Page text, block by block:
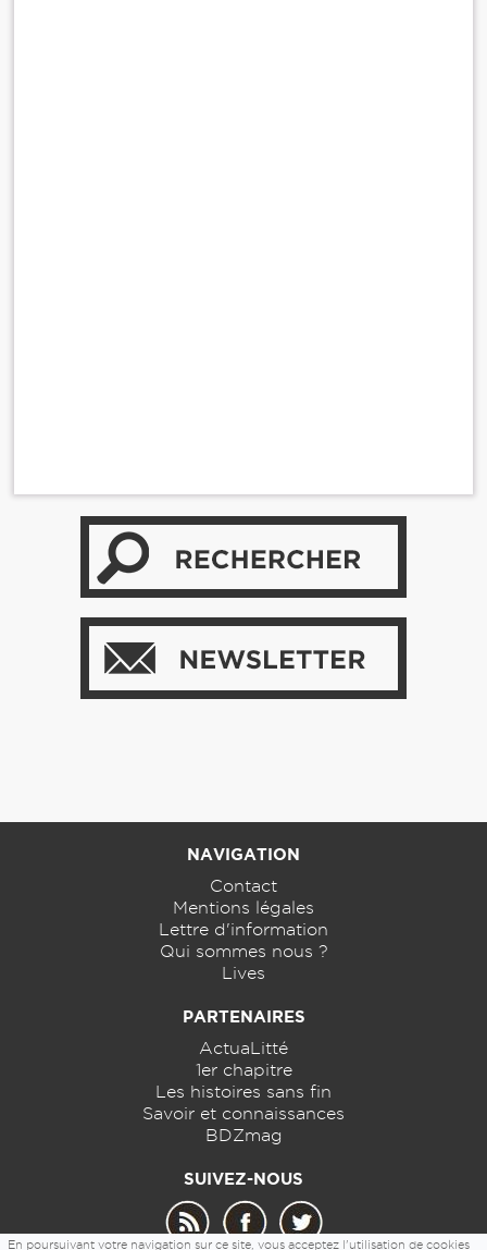
NAVIGATION
Contact
Mentions légales
Lettre d'information
Qui sommes nous ?
Lives
PARTENAIRES
ActuaLitté
1er chapitre
Les histoires sans fin
Savoir et connaissances
BDZmag
SUIVEZ-NOUS
En poursuivant votre navigation sur ce site, vous acceptez l'utilisation de cookies